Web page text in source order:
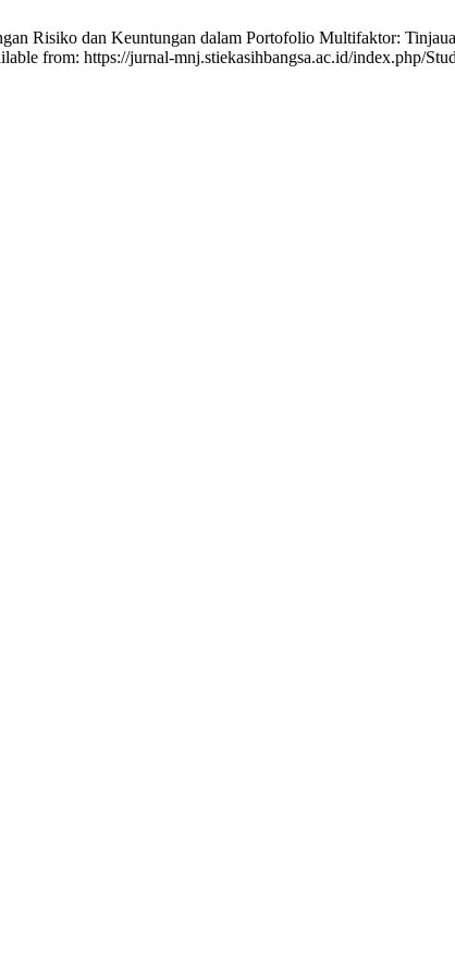
Risiko dan Keuntungan dalam Portofolio Multifaktor:
from: https://jurnal-mnj.stiekasihbangsa.ac.id/index.php/